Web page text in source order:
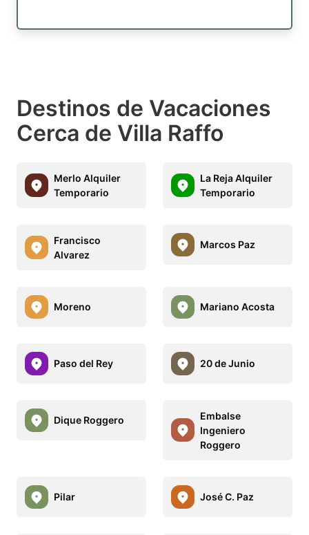
Destinos de Vacaciones
Cerca de Villa Raffo
Merlo Alquiler
Temporario
La Reja Alquiler
Temporario
Francisco
Alvarez
Marcos Paz
Moreno Mariano Acosta
Paso del Rey 20 de Junio
Dique Roggero
Embalse
Ingeniero
Roggero
Pilar José C. Paz